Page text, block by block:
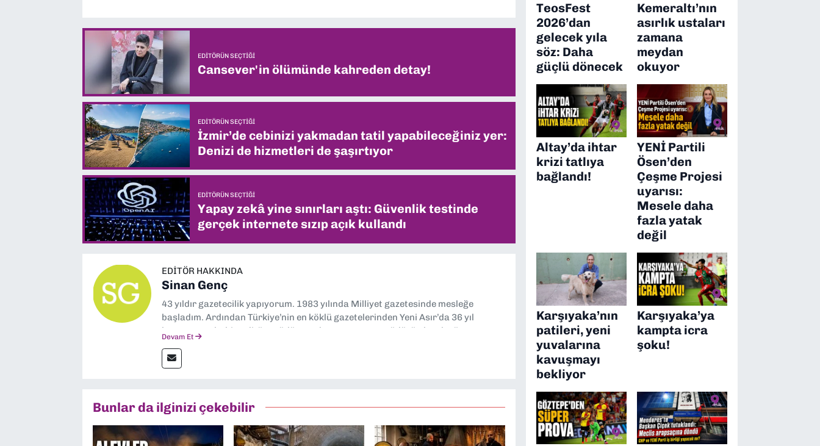
EDITÖRÜN SEÇTIĞI
Cansever'in ölümünde kahreden detay!
EDITÖRÜN SEÇTIĞI
İzmir’de cebinizi yakmadan tatil yapabileceğiniz yer:
Denizi de hizmetleri de şaşırtıyor
EDITÖRÜN SEÇTIĞI
Yapay zekâ yine sınırları aştı: Güvenlik testinde
gerçek internete sızıp açık kullandı
EDITÖR HAKKINDA
Sinan Genç
43 yıldır gazetecilik yapıyorum. 1983 yılında Milliyet gazetesinde mesleğe
başladım. Ardından Türkiye’nin en köklü gazetelerinden Yeni Asır’da 36 yıl
boyunca muhabir, editör, müdür yardımcısı ve spor müdürü olarak görev
anda Dokuz Eylül Gazetesi'nde editörlük yapıyorum
Devam Et
Bunlar da ilginizi çekebilir
TeosFest
2026’dan
gelecek yıla
söz: Daha
güçlü dönecek
Kemeraltı’nın
asırlık ustaları
zamana
meydan
okuyor
Altay’da ihtar
krizi tatlıya
bağlandı!
YENİ Partili
Ösen’den
Çeşme Projesi
uyarısı:
Mesele daha
fazla yatak
değil
Karşıyaka’nın
patileri, yeni
yuvalarına
kavuşmayı
bekliyor
Karşıyaka’ya
kampta icra
şoku!